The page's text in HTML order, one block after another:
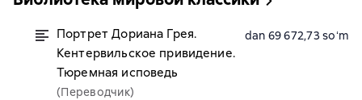
Портрет Дориана Грея.
Кентервильское привидение.
Тюремная исповедь
(Переводчик)
dan 69 672,73 soʻm